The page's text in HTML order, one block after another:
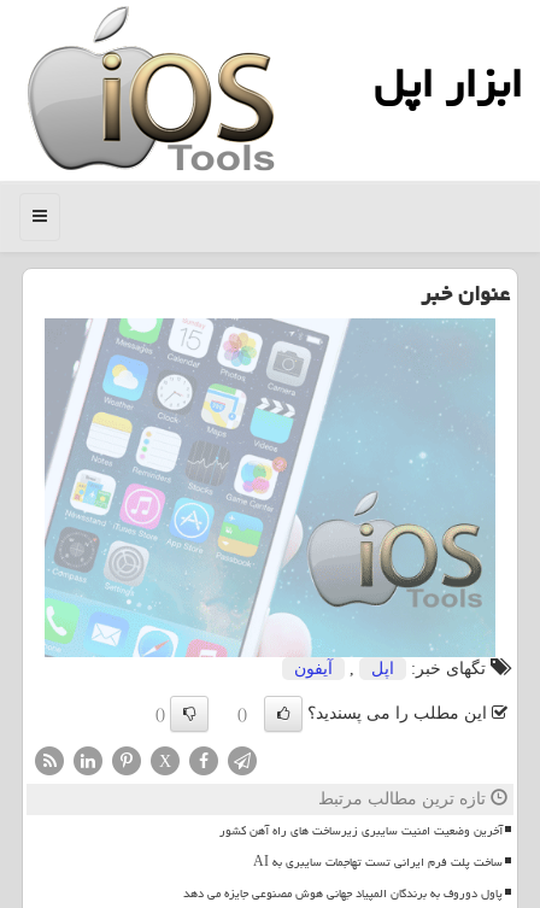
ابزار اپل
منو
عنوان خبر
تگهای خبر: اپل آیفون
این مطلب را می پسندید؟ ()
()
X
تازه ترین مطالب مرتبط
آخرین وضعیت امنیت سایبری زیرساخت های راه آهن کشور
ساخت پلت فرم ایرانی تست تهاجمات سایبری به AI
پاول دوروف به برندگان المپیاد جهانی هوش مصنوعی جایزه می دهد